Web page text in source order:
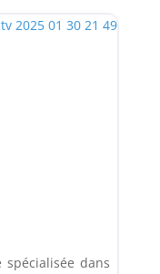
spécialisée dans